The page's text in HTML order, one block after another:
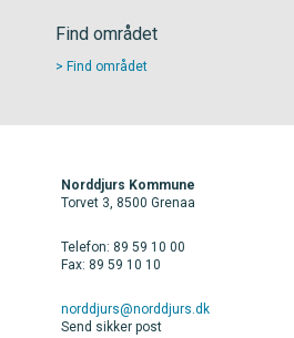
Find området
Find området
Norddjurs Kommune
Torvet 3, 8500 Grenaa
Telefon: 89 59 10 00
Fax: 89 59 10 10
norddjurs@norddjurs.dk
Send sikker post